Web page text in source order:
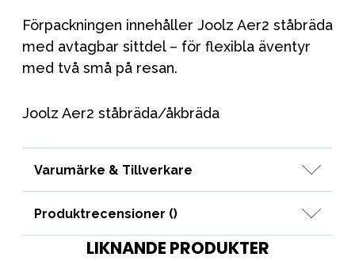
Förpackningen innehåller Joolz Aer2 ståbräda
med avtagbar sittdel – för flexibla äventyr
med två små på resan.
Joolz Aer2 ståbräda/åkbräda
Varumärke & Tillverkare
Produktrecensioner ()
LIKNANDE PRODUKTER